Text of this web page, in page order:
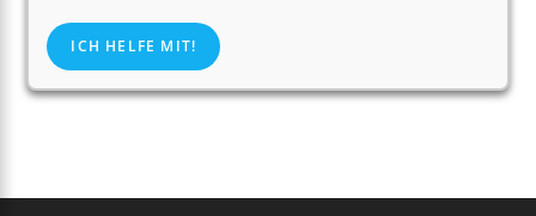
ICH HELFE MIT!